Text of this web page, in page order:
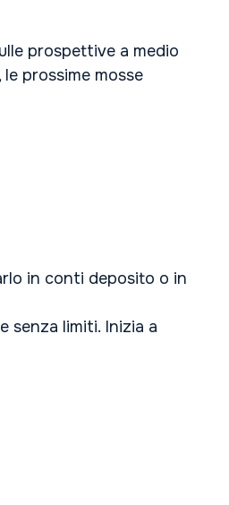
prospettive a medio
prossime mosse
in conti deposito o in
senza limiti. Inizia a